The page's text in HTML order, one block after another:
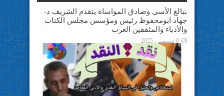
ببالغ الأسى وصادق المواساة يتقدم الشريف د-
جهاد ابومحفوظ رئيس ومؤسس مجلس الكتاب
والأدباء والمثقفين العرب
8 سبتمبر، 2025